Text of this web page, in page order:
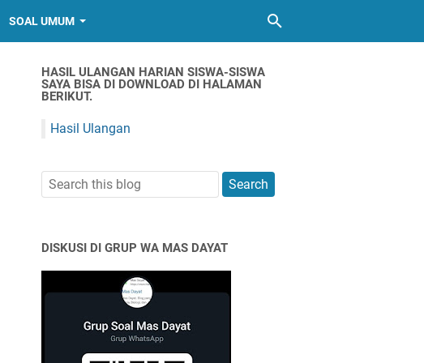
SOAL UMUM
HASIL ULANGAN HARIAN SISWA-SISWA
SAYA BISA DI DOWNLOAD DI HALAMAN
BERIKUT.
Hasil Ulangan
DISKUSI DI GRUP WA MAS DAYAT